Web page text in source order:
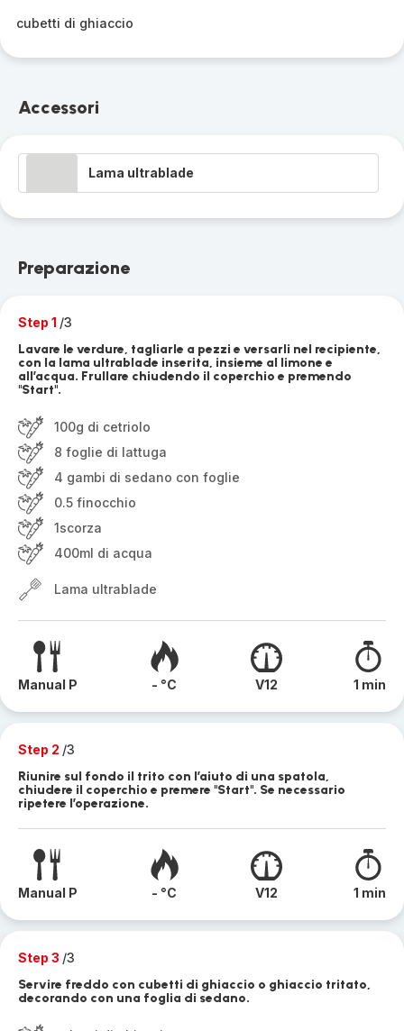
cubetti di ghiaccio
Accessori
Lama ultrablade
Preparazione
Step 1 /3
Lavare le verdure, tagliarle a pezzi e versarli nel recipiente,
con la lama ultrablade inserita, insieme al limone e
all’acqua. Frullare chiudendo il coperchio e premendo
"Start".
100g di cetriolo
8 foglie di lattuga
4 gambi di sedano con foglie
0.5 finocchio
1scorza
400ml di acqua
Lama ultrablade
Manual P - °C V12 1 min
Step 2 /3
Riunire sul fondo il trito con l’aiuto di una spatola,
chiudere il coperchio e premere "Start". Se necessario
ripetere l’operazione.
Manual P - °C V12 1 min
Step 3 /3
Servire freddo con cubetti di ghiaccio o ghiaccio tritato,
decorando con una foglia di sedano.